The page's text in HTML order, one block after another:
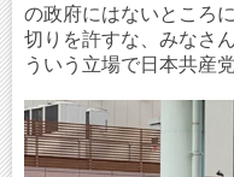
の政府にはないところ
切りを許すな、みなさ
ういう立場で日本共産